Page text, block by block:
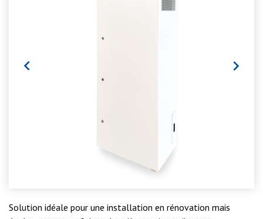
 
Solution idéale pour une installation en rénovation mais